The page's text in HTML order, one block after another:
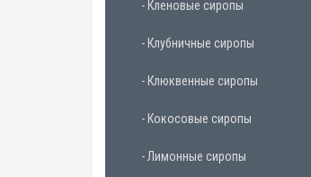
- Кленовые сиропы
- Клубничные сиропы
- Клюквенные сиропы
- Кокосовые сиропы
- Лимонные сиропы